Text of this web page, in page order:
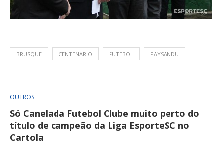
BRUSQUE CENTENARIO FUTEBOL PAYSANDU
OUTROS
Só Canelada Futebol Clube muito perto do
título de campeão da Liga EsporteSC no
Cartola